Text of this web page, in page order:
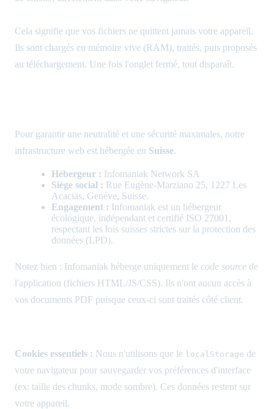
Cela signifie que vos fichiers ne quittent jamais votre appareil.
Ils sont chargés en mémoire vive (RAM), traités, puis proposés
au téléchargement. Une fois l'onglet fermé, tout disparaît.
Pour garantir une neutralité et une sécurité maximales, notre
infrastructure web est hébergée en Suisse.
Hébergeur : Infomaniak Network SA
Siège social : Rue Eugène-Marziano 25, 1227 Les
Acacias, Genève, Suisse.
Engagement : Infomaniak est un hébergeur
écologique, indépendant et certifié ISO 27001,
respectant les lois suisses strictes sur la protection des
données (LPD).
Notez bien : Infomaniak héberge uniquement le code source de
l'application (fichiers HTML/JS/CSS). Ils n'ont aucun accès à
vos documents PDF puisque ceux-ci sont traités côté client.
Cookies essentiels : Nous n'utilisons que le localStorage de
votre navigateur pour sauvegarder vos préférences d'interface
(ex: taille des chunks, mode sombre). Ces données restent sur
votre appareil.